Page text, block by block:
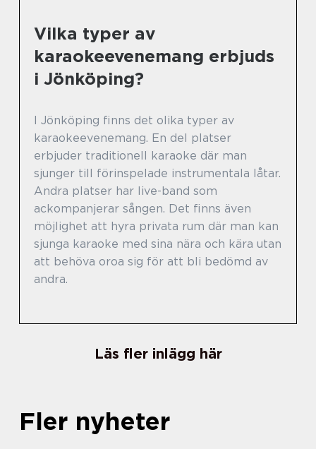
Vilka typer av
karaokeevenemang erbjuds
i Jönköping?
I Jönköping finns det olika typer av
karaokeevenemang. En del platser
erbjuder traditionell karaoke där man
sjunger till förinspelade instrumentala låtar.
Andra platser har live-band som
ackompanjerar sången. Det finns även
möjlighet att hyra privata rum där man kan
sjunga karaoke med sina nära och kära utan
att behöva oroa sig för att bli bedömd av
andra.
Läs fler inlägg här
Fler nyheter